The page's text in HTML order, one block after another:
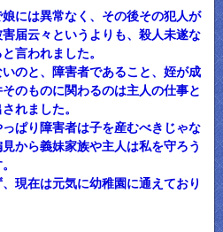
には異常なく、その後その犯人が
届云々というよりも、殺人未遂な
言われました。
のと、障害者であること、姪が成
のものに関わるのは主人の仕事と
れました。
ぱり障害者は子を産むべきじゃな
から義妹家族や主人は私を守ろう
現在は元気に幼稚園に通えており